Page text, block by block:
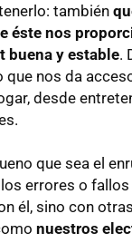
también
éste nos
buena y estable.
nos da
desde
que sea el
errores o
él, sino con
nuestros